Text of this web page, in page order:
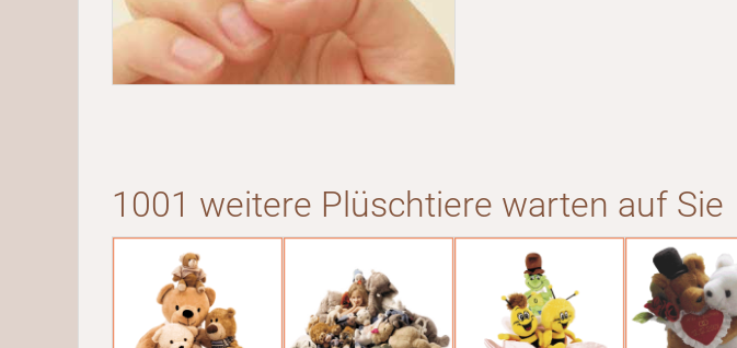
1001 weitere Plüschtiere warten auf Sie